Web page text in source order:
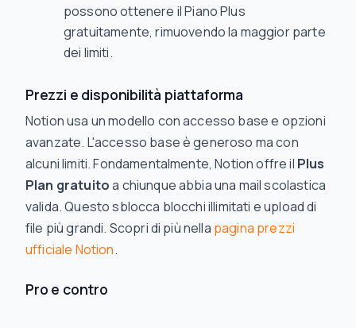
possono ottenere il Piano Plus
gratuitamente, rimuovendo la maggior parte
dei limiti.
Prezzi e disponibilità piattaforma
Notion usa un modello con accesso base e opzioni
avanzate. L'accesso base è generoso ma con
alcuni limiti. Fondamentalmente, Notion offre il Plus
Plan gratuitoa chiunque abbia una mail scolastica
valida. Questo sblocca blocchi illimitati e upload di
file più grandi. Scopri di più nella pagina prezzi
ufficiale Notion.
Pro e contro